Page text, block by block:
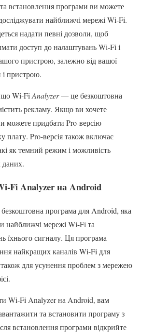
встановлення програми ви можете
найближчі мережі Wi-Fi.
надати певні дозволи, щоб
доступ до налаштувань Wi-Fi і
пристрою, залежно від вашої
і пристрою.
що Wi-Fi Analyzer— це безкоштовна
рекламу. Якщо ви хочете
можете придбати Pro-версію
плату. Pro-версія також включає
як темний режим і можливість
даних.
Fi Analyzer на Android
програма для Android, яка
найближчі мережі Wi-Fi та
їхнього сигналу. Ця програма
найкращих каналів Wi-Fi для
для усунення проблем з мережею
Wi-Fi Analyzer на Android, вам
та встановити програму з
встановлення програми відкрийте